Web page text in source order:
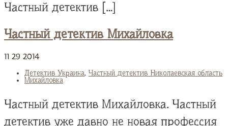
Частный детектив […]
Частный детектив Михайловка
11 29 2014
Детектив Украина, Частный детектив Николаевская область
Михайловка
Частный детектив Михайловка. Частный
детектив уже давно не новая профессия